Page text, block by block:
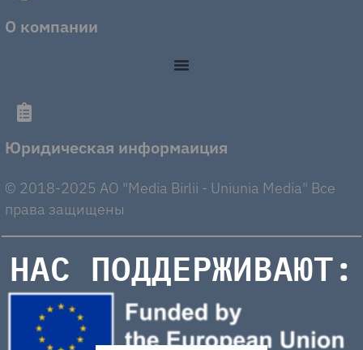
О компании
Юридическая информаиция
© 2018-2025 AO "Media Birlii - Uniunia Media" Все
права защищены
НАС ПОДДЕРЖИВАЮТ: